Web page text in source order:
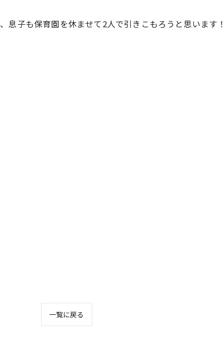
息子も保育園を休ませて2人で引きこもろうと思います！
一覧に戻る